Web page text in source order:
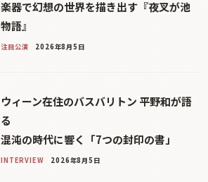
楽器で幻想の世界を描き出す『夜叉が池
物語』
注目公演 2026年8月5日
ウィーン在住のバスバリトン 平野和が語
る
混沌の時代に響く「7つの封印の書」
INTERVIEW 2026年8月5日